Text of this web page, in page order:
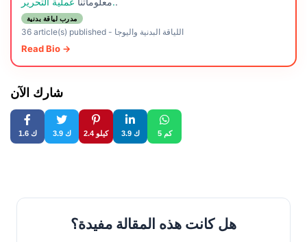
مدرب لياقة بدنية
36 article(s) published- اللياقة البدنية واليوجا
Read Bio →
شارك الآن
1.6 ك 3.9 ك 2.4 كيلو 3.9 ك 5 كم
هل كانت هذه المقالة مفيدة؟